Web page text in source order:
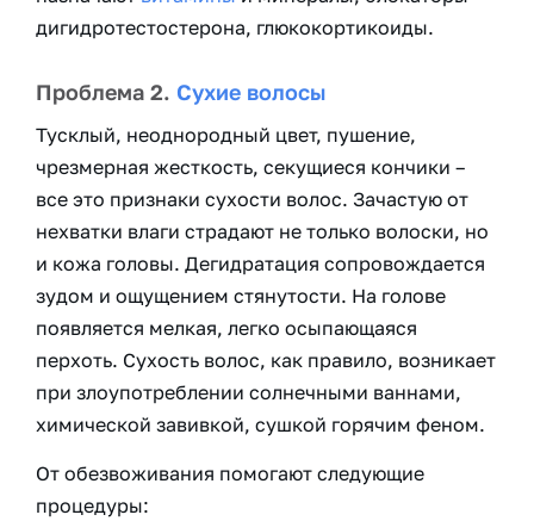
дигидротестостерона, глюкокортикоиды.
Проблема 2. Сухие волосы
Тусклый, неоднородный цвет, пушение,
чрезмерная жесткость, секущиеся кончики –
все это признаки сухости волос. Зачастую от
нехватки влаги страдают не только волоски, но
и кожа головы. Дегидратация сопровождается
зудом и ощущением стянутости. На голове
появляется мелкая, легко осыпающаяся
перхоть. Сухость волос, как правило, возникает
при злоупотреблении солнечными ваннами,
химической завивкой, сушкой горячим феном.
От обезвоживания помогают следующие
процедуры: